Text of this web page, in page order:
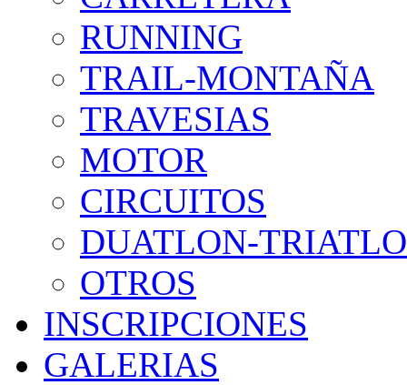
RUNNING
TRAIL-MONTAÑA
TRAVESIAS
MOTOR
CIRCUITOS
DUATLON-
OTROS
INSCRIPCIONES
GALERIAS